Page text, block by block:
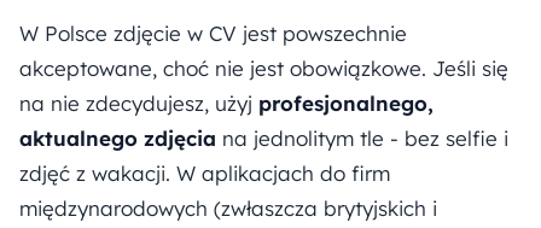
W Polsce zdjęcie w CV jest powszechnie
akceptowane, choć nie jest obowiązkowe. Jeśli się
na nie zdecydujesz, użyj profesjonalnego,
aktualnego zdjęcia na jednolitym tle - bez selfie i
zdjęć z wakacji. W aplikacjach do firm
międzynarodowych (zwłaszcza brytyjskich i